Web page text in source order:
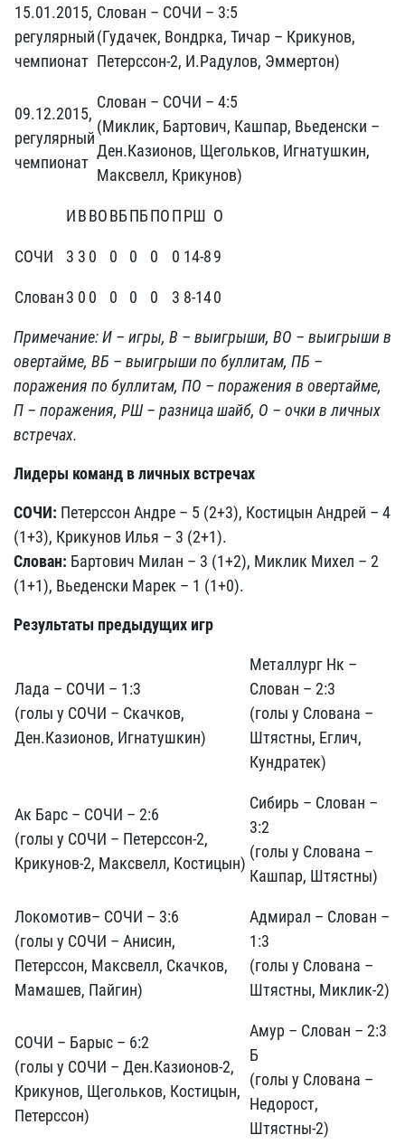
15.01.2015,
регулярный
чемпионат
Слован – СОЧИ – 3:5
(Гудачек, Вондрка, Тичар – Крикунов,
Петерссон-2, И.Радулов, Эммертон)
09.12.2015,
регулярный
чемпионат
Слован – СОЧИ – 4:5
(Миклик, Бартович, Кашпар, Вьеденски –
Ден.Казионов, Щегольков, Игнатушкин,
Максвелл, Крикунов)
ИВВОВБПБПОПРШ О
СОЧИ 3 3 0 0 0 0 0 14-89
Слован3 0 0 0 0 0 3 8-140
Примечание: И – игры, В – выигрыши, ВО – выигрыши в
овертайме, ВБ – выигрыши по буллитам, ПБ –
поражения по буллитам, ПО – поражения в овертайме,
П – поражения, РШ – разница шайб, О – очки в личных
встречах.
Лидеры команд в личных встречах
СОЧИ: Петерссон Андре – 5 (2+3), Костицын Андрей – 4
(1+3), Крикунов Илья – 3 (2+1).
Слован: Бартович Милан – 3 (1+2), Миклик Михел – 2
(1+1), Вьеденски Марек – 1 (1+0).
Результаты предыдущих игр
Лада – СОЧИ – 1:3
(голы у СОЧИ – Скачков,
Ден.Казионов, Игнатушкин)
Металлург Нк –
Слован – 2:3
(голы у Слована –
Штястны, Еглич,
Кундратек)
Ак Барс – СОЧИ – 2:6
(голы у СОЧИ – Петерссон-2,
Крикунов-2, Максвелл, Костицын)
Сибирь – Слован –
3:2
(голы у Слована –
Кашпар, Штястны)
Локомотив– СОЧИ – 3:6
(голы у СОЧИ – Анисин,
Петерссон, Максвелл, Скачков,
Мамашев, Пайгин)
Адмирал – Слован –
1:3
(голы у Слована –
Штястны, Миклик-2)
СОЧИ – Барыс – 6:2
(голы у СОЧИ – Ден.Казионов-2,
Крикунов, Щегольков, Костицын,
Петерссон)
Амур – Слован – 2:3
Б
(голы у Слована –
Недорост,
Штястны-2)